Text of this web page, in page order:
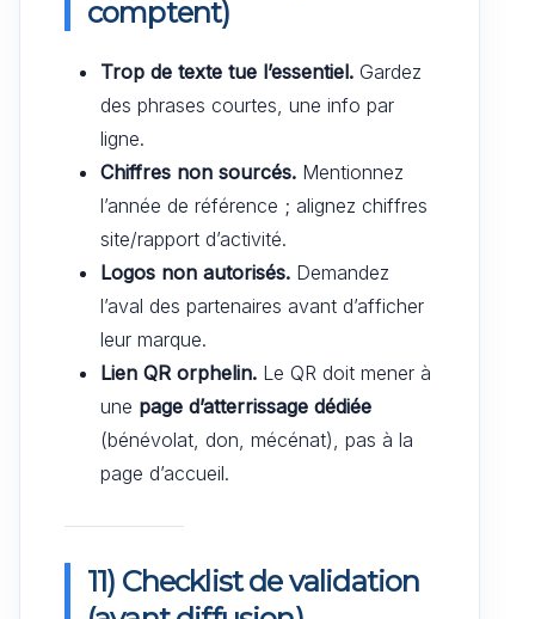
comptent)
Trop de texte tue l’essentiel. Gardez
des phrases courtes, une info par
ligne.
Chiffres non sourcés. Mentionnez
l’année de référence ; alignez chiffres
site/rapport d’activité.
Logos non autorisés. Demandez
l’aval des partenaires avant d’afficher
leur marque.
Lien QR orphelin. Le QR doit mener à
une page d’atterrissage dédiée
(bénévolat, don, mécénat), pas à la
page d’accueil.
11) Checklist de validation